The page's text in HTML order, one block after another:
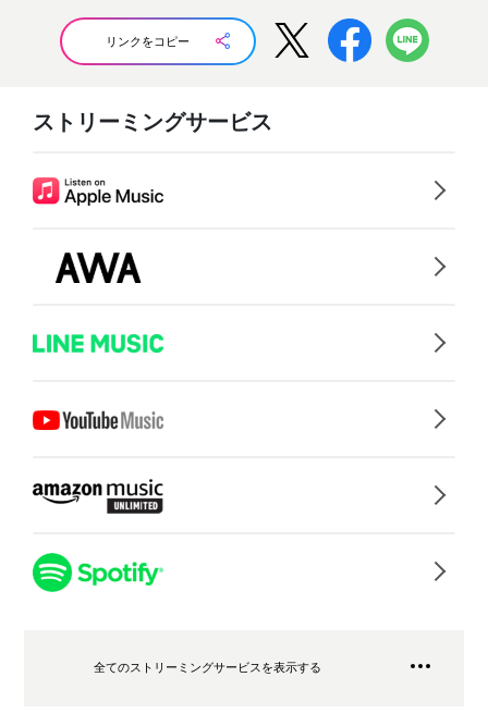
リンクをコピー
ストリーミングサービス
全てのストリーミングサービスを表示する